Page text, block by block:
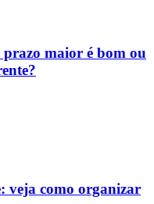
maior é bom ou
veja como organizar